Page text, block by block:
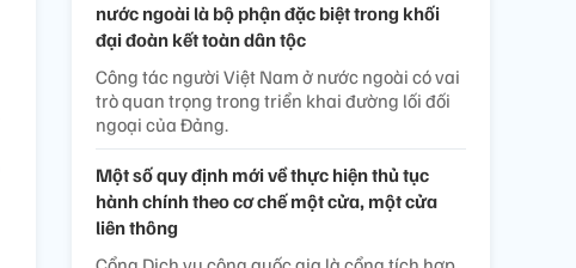
nước ngoài là bộ phận đặc biệt trong khối
đại đoàn kết toàn dân tộc
Công tác người Việt Nam ở nước ngoài có vai
trò quan trọng trong triển khai đường lối đối
ngoại của Đảng.
Một số quy định mới về thực hiện thủ tục
hành chính theo cơ chế một cửa, một cửa
liên thông